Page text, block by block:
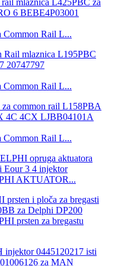
Common Rail L...
Common Rail L...
Common Rail L...
AKTUATOR...
prsten za bregastu